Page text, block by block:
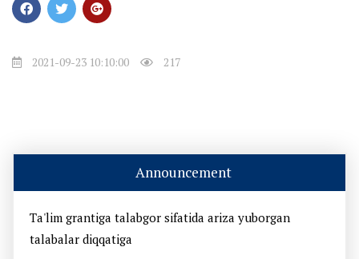
2021-09-23 10:10:00 217
Announcement
Ta'lim grantiga talabgor sifatida ariza yuborgan
talabalar diqqatiga